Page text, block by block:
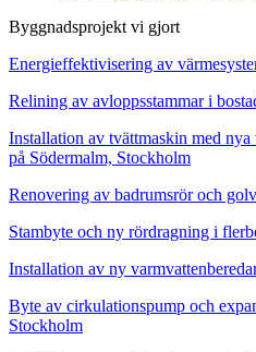
Byggnadsprojekt vi gjort
Energieffektivisering av
Relining av avloppsstammar i
Installation av tvättmaskin med
på Södermalm, Stockholm
Renovering av badrumsrör och
Stambyte och ny rördragning i
Installation av ny
Byte av cirkulationspump och
Stockholm